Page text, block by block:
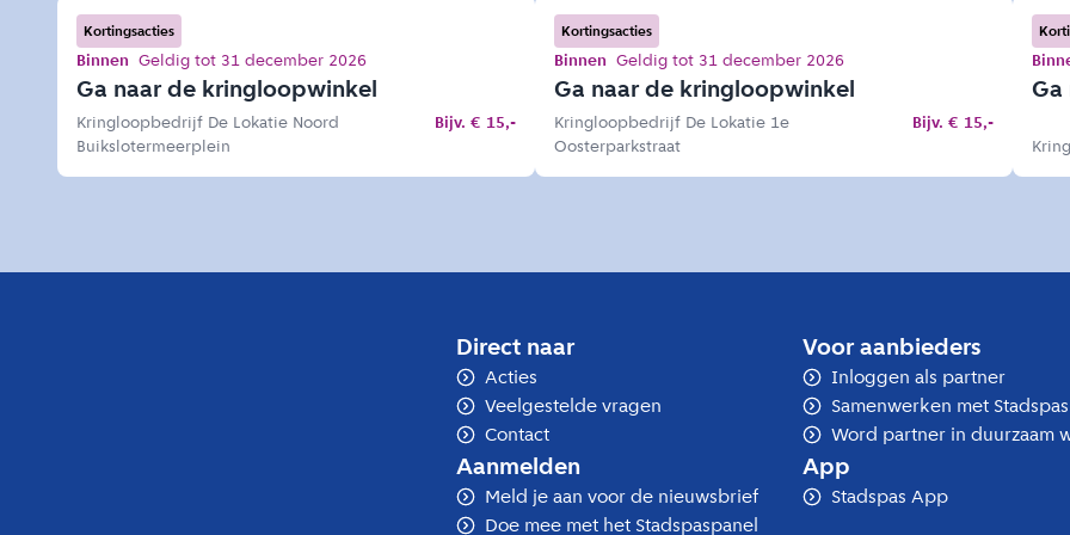
Kortingsacties
Binnen Geldig tot 31 december 2026
Ga naar de kringloopwinkel
Kringloopbedrijf De Lokatie Noord
Buikslotermeerplein
Bijv. € 15,-
Kortingsacties
Binnen Geldig tot 31 december 2026
Ga naar de kringloopwinkel
Kringloopbedrijf De Lokatie 1e
Oosterparkstraat
Bijv. € 15,-
Direct naar
Acties
Veelgestelde vragen
Contact
Voor aanbieders
Inloggen als partner
Samenwerken met Stadspas
Word partner in duurzaam
Aanmelden
Meld je aan voor de nieuwsbrief
Doe mee met het Stadspaspanel
App
Stadspas App